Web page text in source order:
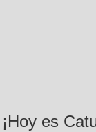
¡Hoy es